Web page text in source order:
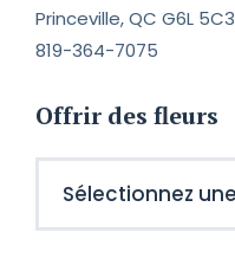
Princeville, QC G6L 5C3
819-364-7075
Offrir des fleurs